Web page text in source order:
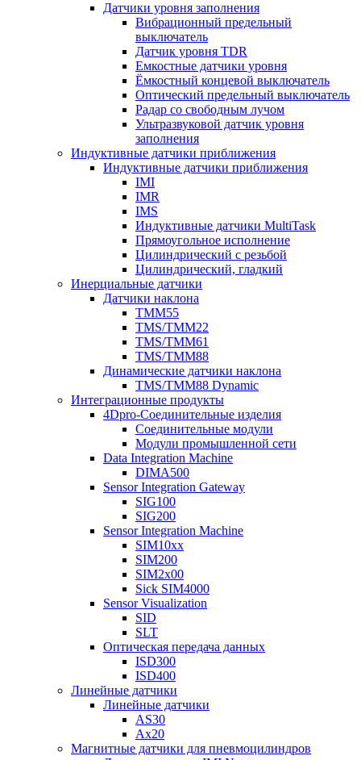
Датчики уровня заполнения
Вибрационный предельный
выключатель
Датчик уровня TDR
Емкостные датчики уровня
Ёмкостный концевой выключатель
Оптический предельный выключатель
Радар со свободным лучом
Ультразвуковой датчик уровня
заполнения
Индуктивные датчики приближения
Индуктивные датчики приближения
IMI
IMR
IMS
Индуктивные датчики MultiTask
Прямоугольное исполнение
Цилиндрический с резьбой
Цилиндрический, гладкий
Инерциальные датчики
Датчики наклона
TMM55
TMS/TMM22
TMS/TMM61
TMS/TMM88
Динамические датчики наклона
TMS/TMM88 Dynamic
Интеграционные продукты
4Dpro-Соединительные изделия
Соединительные модули
Модули промышленной сети
Data Integration Machine
DIMA500
Sensor Integration Gateway
SIG100
SIG200
Sensor Integration Machine
SIM10xx
SIM200
SIM2x00
Sick SIM4000
Sensor Visualization
SID
SLT
Оптическая передача данных
ISD300
ISD400
Линейные датчики
Линейные датчики
AS30
Ax20
Магнитные датчики для пневмоцилиндров